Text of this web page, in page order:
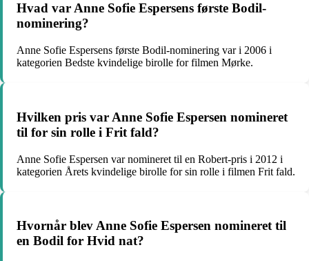
Hvad var Anne Sofie Espersens første Bodil-
nominering?
Anne Sofie Espersens første Bodil-nominering var i 2006 i
kategorien Bedste kvindelige birolle for filmen Mørke.
Hvilken pris var Anne Sofie Espersen nomineret
til for sin rolle i Frit fald?
Anne Sofie Espersen var nomineret til en Robert-pris i 2012 i
kategorien Årets kvindelige birolle for sin rolle i filmen Frit fald.
Hvornår blev Anne Sofie Espersen nomineret til
en Bodil for Hvid nat?